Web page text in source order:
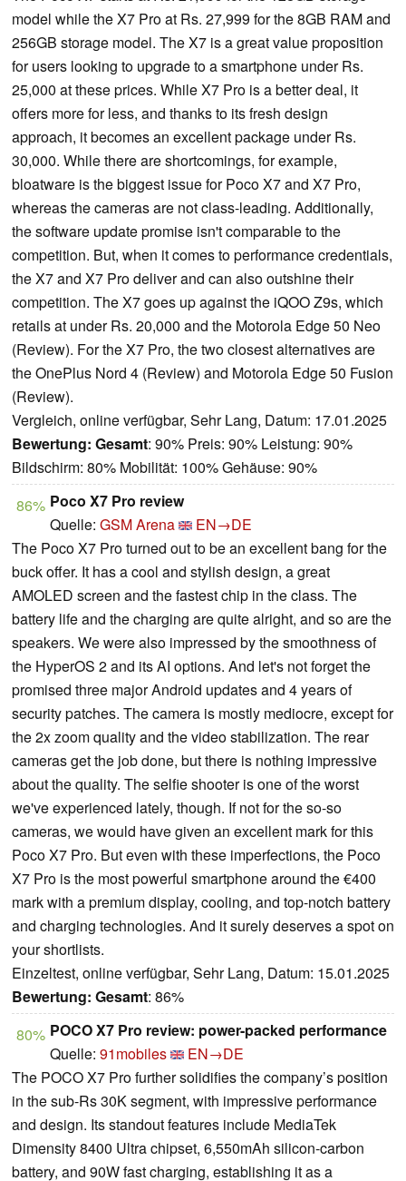
model while the X7 Pro at Rs. 27,999 for the 8GB RAM and
256GB storage model. The X7 is a great value proposition
for users looking to upgrade to a smartphone under Rs.
25,000 at these prices. While X7 Pro is a better deal, it
offers more for less, and thanks to its fresh design
approach, it becomes an excellent package under Rs.
30,000. While there are shortcomings, for example,
bloatware is the biggest issue for Poco X7 and X7 Pro,
whereas the cameras are not class-leading. Additionally,
the software update promise isn't comparable to the
competition. But, when it comes to performance credentials,
the X7 and X7 Pro deliver and can also outshine their
competition. The X7 goes up against the iQOO Z9s, which
retails at under Rs. 20,000 and the Motorola Edge 50 Neo
(Review). For the X7 Pro, the two closest alternatives are
the OnePlus Nord 4 (Review) and Motorola Edge 50 Fusion
(Review).
Vergleich, online verfügbar, Sehr Lang, Datum: 17.01.2025
Bewertung: Gesamt: 90% Preis: 90% Leistung: 90%
Bildschirm: 80% Mobilität: 100% Gehäuse: 90%
86% Poco X7 Pro review
Quelle: GSM Arena
EN→DE
The Poco X7 Pro turned out to be an excellent bang for the
buck offer. It has a cool and stylish design, a great
AMOLED screen and the fastest chip in the class. The
battery life and the charging are quite alright, and so are the
speakers. We were also impressed by the smoothness of
the HyperOS 2 and its AI options. And let's not forget the
promised three major Android updates and 4 years of
security patches. The camera is mostly mediocre, except for
the 2x zoom quality and the video stabilization. The rear
cameras get the job done, but there is nothing impressive
about the quality. The selfie shooter is one of the worst
we've experienced lately, though. If not for the so-so
cameras, we would have given an excellent mark for this
Poco X7 Pro. But even with these imperfections, the Poco
X7 Pro is the most powerful smartphone around the €400
mark with a premium display, cooling, and top-notch battery
and charging technologies. And it surely deserves a spot on
your shortlists.
Einzeltest, online verfügbar, Sehr Lang, Datum: 15.01.2025
Bewertung: Gesamt: 86%
80% POCO X7 Pro review: power-packed performance
Quelle: 91mobiles
EN→DE
The POCO X7 Pro further solidifies the company’s position
in the sub-Rs 30K segment, with impressive performance
and design. Its standout features include MediaTek
Dimensity 8400 Ultra chipset, 6,550mAh silicon-carbon
battery, and 90W fast charging, establishing it as a